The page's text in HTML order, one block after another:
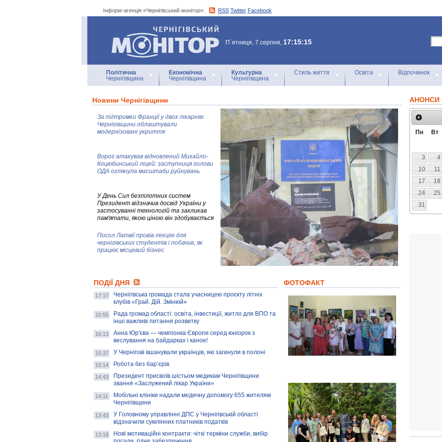
Інформ-агенція «Чернігівський монітор»: RSS Twitter Facebook
Інформ-агенція
«Чернігівський монітор»
П`ятниця, 7 серпня, 17:15:15
Політична
Чернігівщина
Економічна
Чернігівщина
Культурна
Чернігівщина
Стиль життя Освіта Відпочинок
Новини Чернігівщини
За підтримки Франції у двох лікарнях
Чернігівщини облаштували
модернізовані укриття
Ворог атакував відновлений Михайло-
Коцюбинський ліцей: заступниця голови
ОДА оглянула масштаби руйнувань
У День Сил безпілотних систем
Президент відзначив досвід України у
застосуванні технологій та закликав
пам'ятати, якою ціною він здобувається
Посол Латвії провів лекцію для
чернігівських студентів і побачив, як
працює місцевий бізнес
колекцію про війну, емоції та тварин
AB InBev Efes Україна підтримала
навчальний проєкт "Молодіжна бізнес-
школа", спрямований на розвиток
підприємництва у Чернігівській області
Золота тварина: видання Forbes
написало про чернігівця Патрона: хто і
скільки на ньому заробляє? І куди
витрачають?
ПОДІЇ ДНЯ
17:17
Чернігівська громада стала учасницею проєкту літніх
клубів «Грай. Дій. Змінюй»
16:55
Рада громад області: освіта, інвестиції, житло для ВПО та
інші важливі питання розвитку
16:13
Анна Юр'єва — чемпіонка Європи серед юніорок з
веслування на байдарках і каное!
15:37 У Чернігові вшанували українців, які загинули в полоні
15:14 Робота без бар’єрів
14:43
Президент присвоїв шістьом медикам Чернігівщини
звання «Заслужений лікар України»
14:11
Мобільні клініки надали медичну допомогу 655 жителям
Чернігівщини
13:43
У Головному управлінні ДПС у Чернігівській області
відзначили сумлінних платників податків
13:18
Нові мотиваційні контракти: чіткі терміни служби, вибір
ФОТОФАКТ
АНОНСИ
Пн Вт
3
4
10
11
17
18
24
25
31